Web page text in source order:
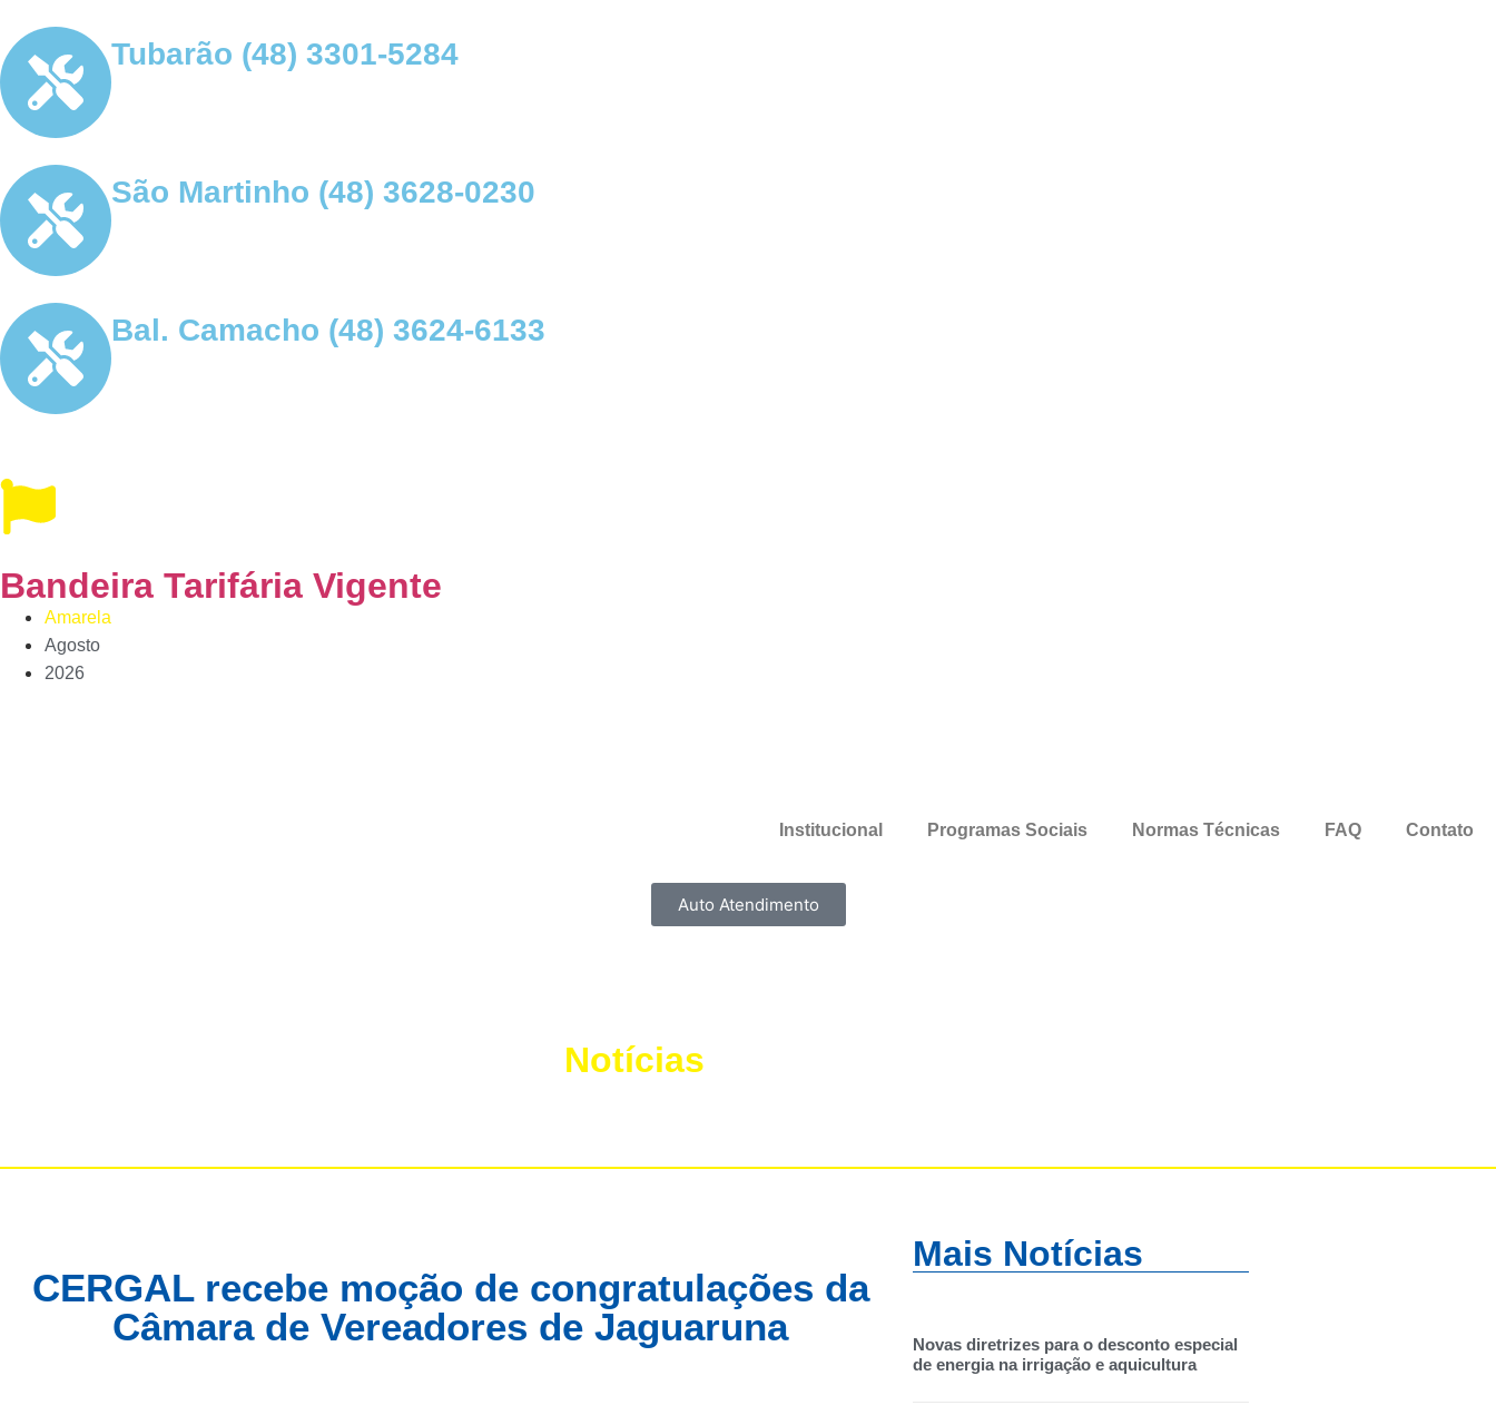
Tubarão (48) 3301-5284
São Martinho (48) 3628-0230
Bal. Camacho (48) 3624-6133
Bandeira Tarifária Vigente
Amarela
Agosto
2026
Institucional Programas Sociais Normas Técnicas FAQ Contato
Auto Atendimento
Notícias
CERGAL recebe moção de congratulações da
Câmara de Vereadores de Jaguaruna
Mais Notícias
Novas diretrizes para o desconto especial
de energia na irrigação e aquicultura